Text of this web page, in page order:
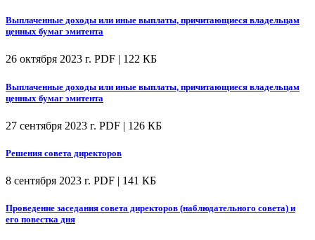
Выплаченные доходы или иные выплаты, причитающиеся владельцам
ценных бумаг эмитента
26 октября 2023 г. PDF | 122 КБ
Выплаченные доходы или иные выплаты, причитающиеся владельцам
ценных бумаг эмитента
27 сентября 2023 г. PDF | 126 КБ
Решения совета директоров
8 сентября 2023 г. PDF | 141 КБ
Проведение заседания совета директоров (наблюдательного совета) и
его повестка дня